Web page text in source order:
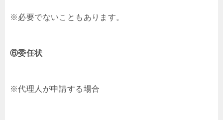
※必要でないこともあります。
⑥委任状
※代理人が申請する場合